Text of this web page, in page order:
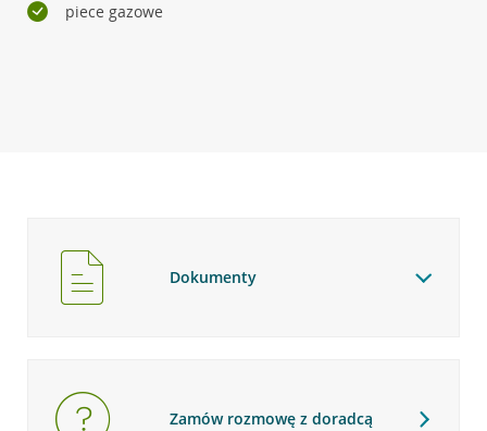
piece gazowe
Dokumenty
Zamów rozmowę z doradcą